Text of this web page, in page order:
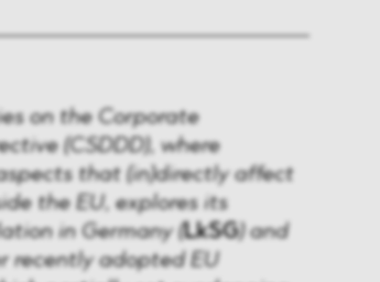
on the Corporate
(CSDDD), where
that (in)directly affect
the EU, explores its
in Germany (LkSG) and
recently adopted EU